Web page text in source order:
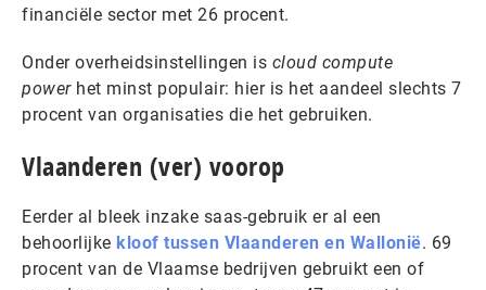
financiële sector met 26 procent.
Onder overheidsinstellingen is cloud compute
powerhet minst populair: hier is het aandeel slechts 7
procent van organisaties die het gebruiken.
Vlaanderen (ver) voorop
Eerder al bleek inzake saas-gebruik er al een
behoorlijke kloof tussen Vlaanderen en Wallonië. 69
procent van de Vlaamse bedrijven gebruikt een of